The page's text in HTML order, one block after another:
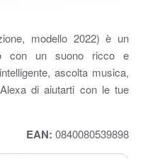
modello 2022) è un
con un suono ricco e
ascolta musica,
di aiutarti con le tue
EAN: 0840080539898